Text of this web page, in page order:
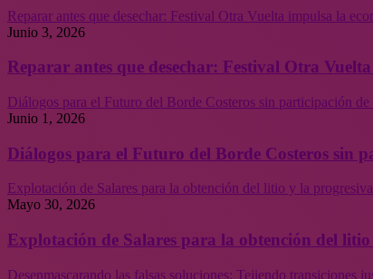
Reparar antes que desechar: Festival Otra Vuelta impulsa la
Junio 3, 2026
Reparar antes que desechar: Festival Otra
Diálogos para el Futuro del Borde Costeros sin participación
Junio 1, 2026
Diálogos para el Futuro del Borde Costeros sin
Explotación de Salares para la obtención del litio y la
Mayo 30, 2026
Explotación de Salares para la obtención del
Desenmascarando las falsas soluciones: Tejiendo transiciones